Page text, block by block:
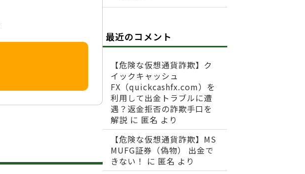
最近のコメント
【危険な仮想通貨詐欺】ク
イックキャッシュ
FX（quickcashfx.com）を
利用して出金トラブルに遭
遇？返金拒否の詐欺手口を
解説 に 匿名 より
【危険な仮想通貨詐欺】MS
MUFG証券（偽物） 出金で
きない！
に 匿名 より